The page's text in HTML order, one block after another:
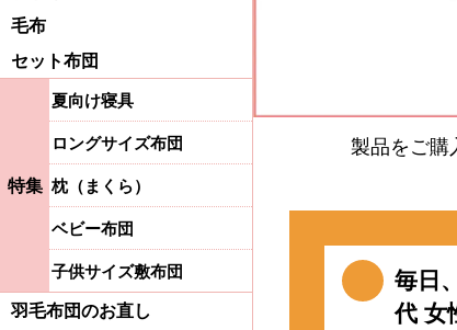
製品をご購
毎日
代 女
毛布
セット布団
特集
夏向け寝具
ロングサイズ布団
枕（まくら）
ベビー布団
子供サイズ敷布団
羽毛布団のお直し